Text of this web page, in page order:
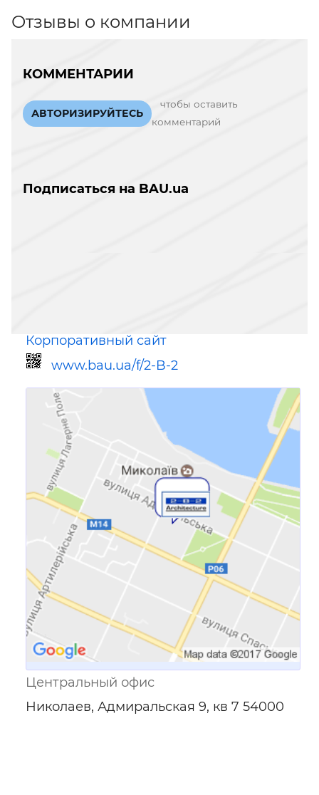
Отзывы о компании
КОММЕНТАРИИ
АВТОРИЗИРУЙТЕСЬ
чтобы оставить
комментарий
Подписаться на BAU.ua
Корпоративный сайт
www.bau.ua/f/2-B-2
Ссылка для мобильных устройств
Центральный офис
Николаев, Адмиральская 9, кв 7 54000